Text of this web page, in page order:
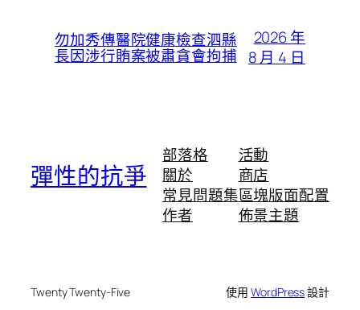
勿加秀傳醫院健康檢查泗縣
長因涉行賄案被肅貪會拘捕
2026 年
8 月 4 日
彈性的抗爭
部落格
關於
常見問題集
作者
活動
商店
區塊版面配置
佈景主題
Twenty Twenty-Five 使用WordPress設計